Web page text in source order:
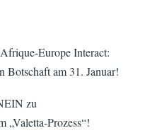
Europe Interact:
Botschaft am 31. Januar!
zu
„Valetta-Prozess“!